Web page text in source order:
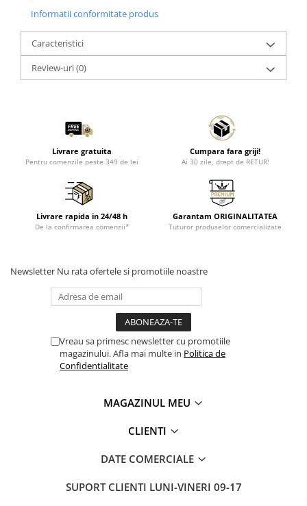
Informatii conformitate produs
Caracteristici
Review-uri(0)
Livrare gratuita
Pentru comenzile peste 349 de lei
Cumpara fara griji!
Ai 30 zile, drept de RETUR!
Livrare rapida in 24/48 h
De la confirmarea comenzii*
Garantam ORIGINALITATEA
Tuturor produselor comercializate
Newsletter Nu rata ofertele si promotiile noastre
Vreau sa primesc newsletter cu promotiile
magazinului. Afla mai multe in Politica de
Confidentialitate
MAGAZINUL MEU
CLIENTI
DATE COMERCIALE
SUPORT CLIENTI LUNI-VINERI 09-17